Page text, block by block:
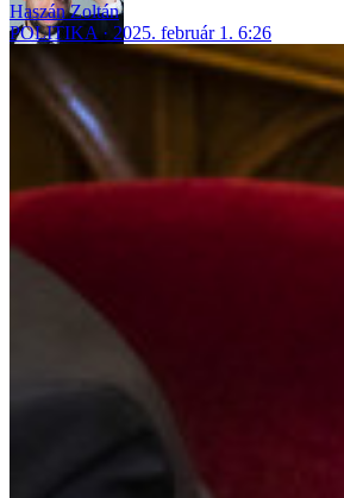
Haszán Zoltán
POLITIKA
2025. február 1. 6:26